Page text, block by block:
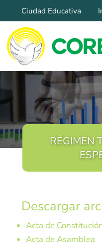
Ciudad Educativa
RÉGIMEN
Descargar
Acta de
Acta de Asamblea